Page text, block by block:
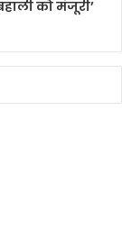
को मंजूरी’